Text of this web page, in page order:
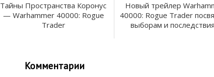
Тайны Пространства Коронус
— Warhammer 40000: Rogue
Trader
Новый трейлер
40000: Rogue Trader
выборам и
Комментарии